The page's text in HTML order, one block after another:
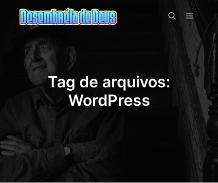
PesquisaMenu
Tag de arquivos:
WordPress